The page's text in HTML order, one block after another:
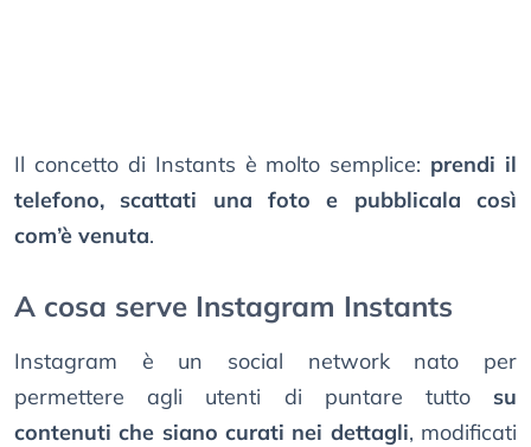
Il concetto di Instants è molto semplice: prendi il
telefono, scattati una foto e pubblicala così
com’è venuta.
A cosa serve Instagram Instants
Instagram è un social network nato per
permettere agli utenti di puntare tutto su
contenuti che siano curati nei dettagli, modificati